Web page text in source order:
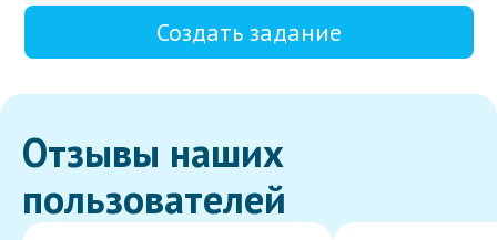
Создать задание
Отзывы наших
пользователей